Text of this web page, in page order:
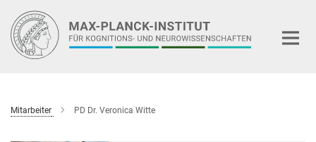
Hauptinhalt
Mitarbeiter PD Dr. Veronica Witte